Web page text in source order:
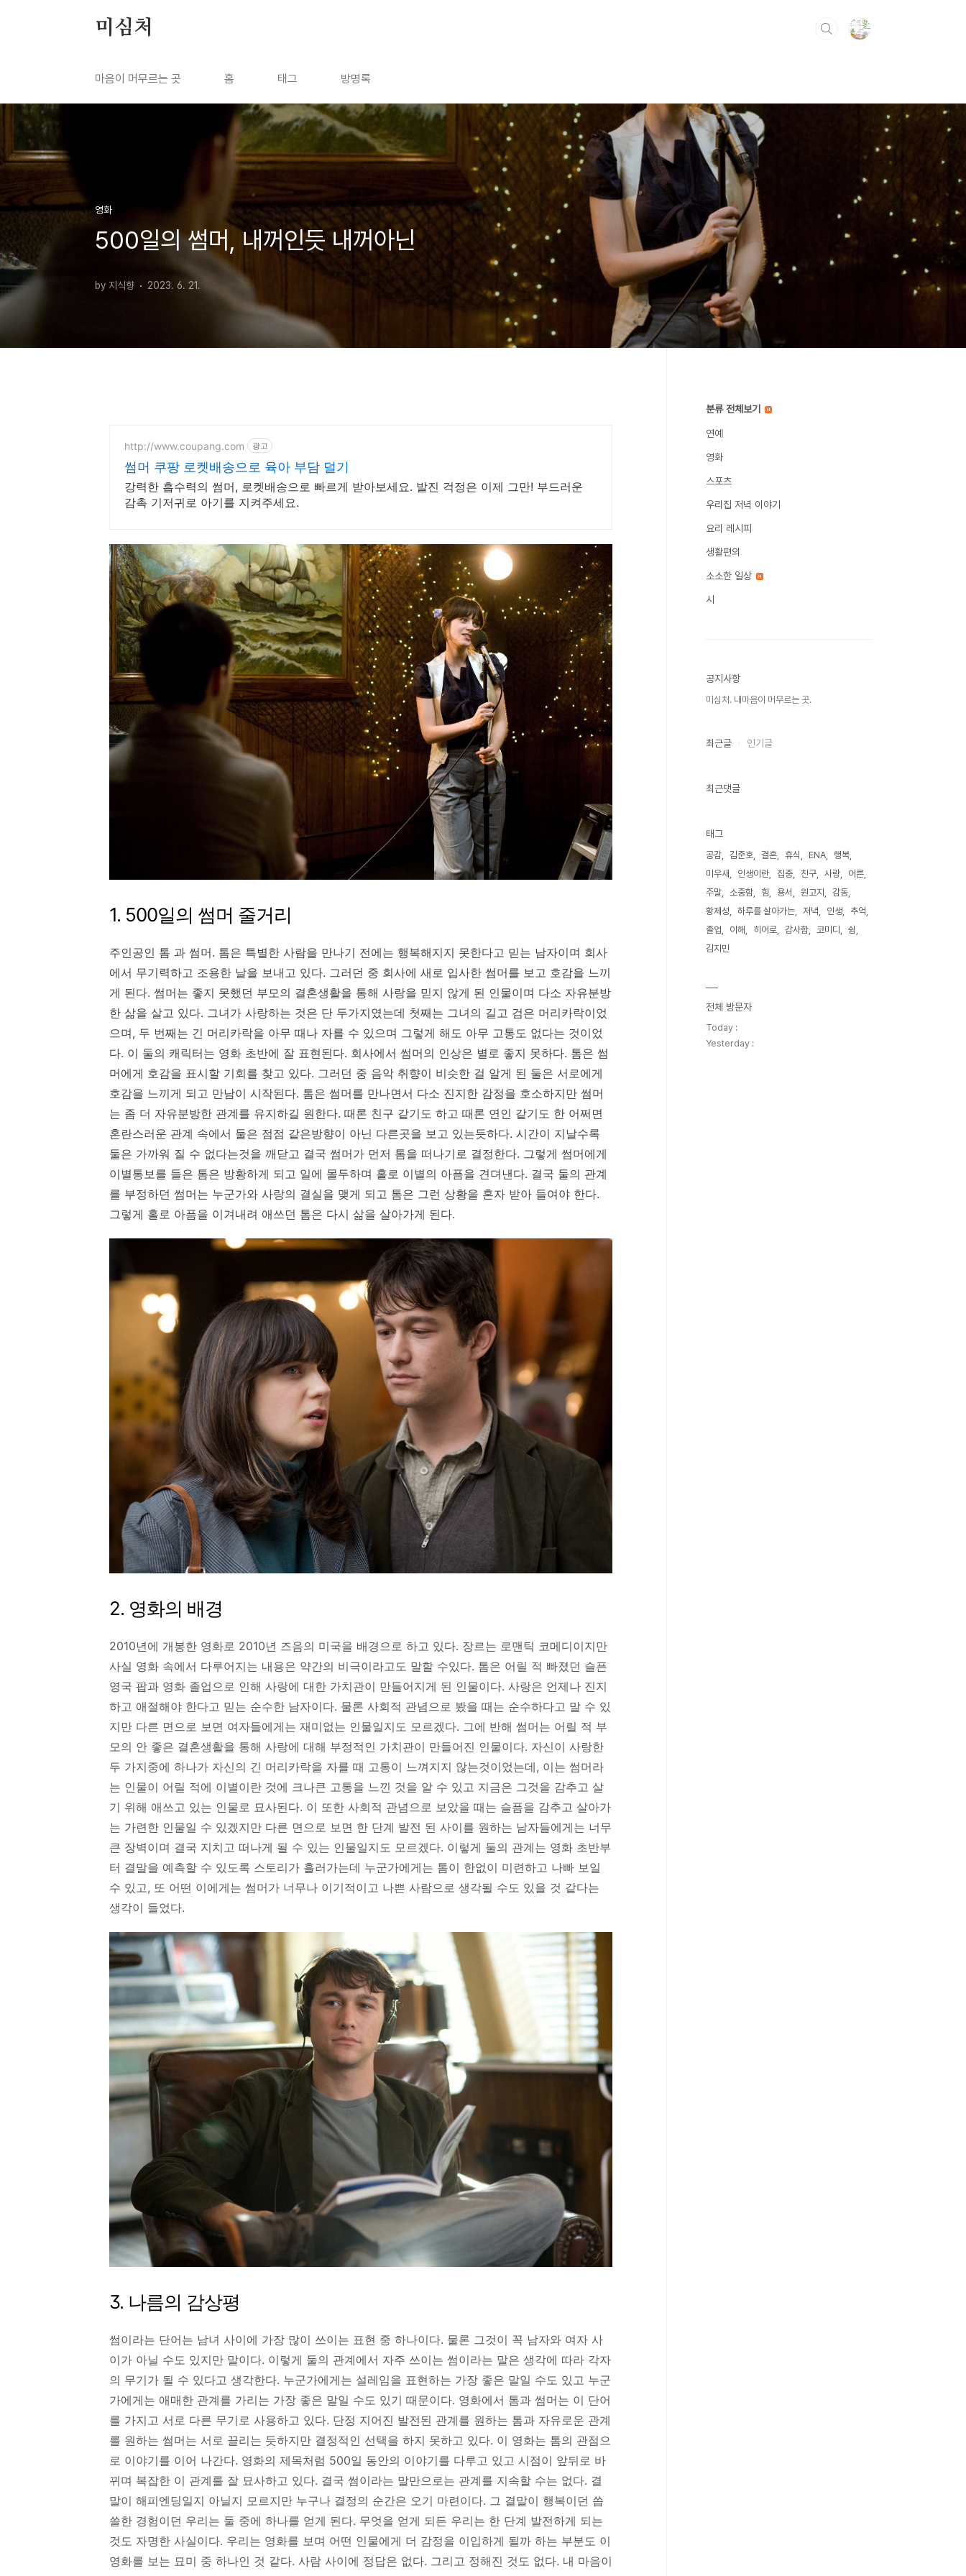
미심처
마음이 머무르는 곳 홈 태그 방명록
영화
500일의 썸머, 내꺼인듯 내꺼아닌
by 지식향 2023. 6. 21.
http://www.coupang.com 광고
썸머 쿠팡 로켓배송으로 육아 부담 덜기
강력한 흡수력의 썸머, 로켓배송으로 빠르게 받아보세요. 발진 걱정은 이제 그만! 부드러운
감촉 기저귀로 아기를 지켜주세요.
1. 500일의 썸머 줄거리
주인공인 톰 과 썸머. 톰은 특별한 사람을 만나기 전에는 행복해지지 못한다고 믿는 남자이며 회사
에서 무기력하고 조용한 날을 보내고 있다. 그러던 중 회사에 새로 입사한 썸머를 보고 호감을 느끼
게 된다. 썸머는 좋지 못했던 부모의 결혼생활을 통해 사랑을 믿지 않게 된 인물이며 다소 자유분방
한 삶을 살고 있다. 그녀가 사랑하는 것은 단 두가지였는데 첫째는 그녀의 길고 검은 머리카락이었
으며, 두 번째는 긴 머리카락을 아무 때나 자를 수 있으며 그렇게 해도 아무 고통도 없다는 것이었
다. 이 둘의 캐릭터는 영화 초반에 잘 표현된다. 회사에서 썸머의 인상은 별로 좋지 못하다. 톰은 썸
머에게 호감을 표시할 기회를 찾고 있다. 그러던 중 음악 취향이 비슷한 걸 알게 된 둘은 서로에게
호감을 느끼게 되고 만남이 시작된다. 톰은 썸머를 만나면서 다소 진지한 감정을 호소하지만 썸머
는 좀 더 자유분방한 관계를 유지하길 원한다. 때론 친구 같기도 하고 때론 연인 같기도 한 어쩌면
혼란스러운 관계 속에서 둘은 점점 같은방향이 아닌 다른곳을 보고 있는듯하다. 시간이 지날수록
둘은 가까워 질 수 없다는것을 깨닫고 결국 썸머가 먼저 톰을 떠나기로 결정한다. 그렇게 썸머에게
이별통보를 들은 톰은 방황하게 되고 일에 몰두하며 홀로 이별의 아픔을 견뎌낸다. 결국 둘의 관계
를 부정하던 썸머는 누군가와 사랑의 결실을 맺게 되고 톰은 그런 상황을 혼자 받아 들여야 한다.
그렇게 홀로 아픔을 이겨내려 애쓰던 톰은 다시 삶을 살아가게 된다.
2. 영화의 배경
2010년에 개봉한 영화로 2010년 즈음의 미국을 배경으로 하고 있다. 장르는 로맨틱 코메디이지만
사실 영화 속에서 다루어지는 내용은 약간의 비극이라고도 말할 수있다. 톰은 어릴 적 빠졌던 슬픈
영국 팝과 영화 졸업으로 인해 사랑에 대한 가치관이 만들어지게 된 인물이다. 사랑은 언제나 진지
하고 애절해야 한다고 믿는 순수한 남자이다. 물론 사회적 관념으로 봤을 때는 순수하다고 말 수 있
지만 다른 면으로 보면 여자들에게는 재미없는 인물일지도 모르겠다. 그에 반해 썸머는 어릴 적 부
모의 안 좋은 결혼생활을 통해 사랑에 대해 부정적인 가치관이 만들어진 인물이다. 자신이 사랑한
두 가지중에 하나가 자신의 긴 머리카락을 자를 때 고통이 느껴지지 않는것이었는데, 이는 썸머라
는 인물이 어릴 적에 이별이란 것에 크나큰 고통을 느낀 것을 알 수 있고 지금은 그것을 감추고 살
기 위해 애쓰고 있는 인물로 묘사된다. 이 또한 사회적 관념으로 보았을 때는 슬픔을 감추고 살아가
는 가련한 인물일 수 있겠지만 다른 면으로 보면 한 단계 발전 된 사이를 원하는 남자들에게는 너무
큰 장벽이며 결국 지치고 떠나게 될 수 있는 인물일지도 모르겠다. 이렇게 둘의 관계는 영화 초반부
터 결말을 예측할 수 있도록 스토리가 흘러가는데 누군가에게는 톰이 한없이 미련하고 나빠 보일
수 있고, 또 어떤 이에게는 썸머가 너무나 이기적이고 나쁜 사람으로 생각될 수도 있을 것 같다는
생각이 들었다.
3. 나름의 감상평
썸이라는 단어는 남녀 사이에 가장 많이 쓰이는 표현 중 하나이다. 물론 그것이 꼭 남자와 여자 사
이가 아닐 수도 있지만 말이다. 이렇게 둘의 관계에서 자주 쓰이는 썸이라는 말은 생각에 따라 각자
의 무기가 될 수 있다고 생각한다. 누군가에게는 설레임을 표현하는 가장 좋은 말일 수도 있고 누군
가에게는 애매한 관계를 가리는 가장 좋은 말일 수도 있기 때문이다. 영화에서 톰과 썸머는 이 단어
를 가지고 서로 다른 무기로 사용하고 있다. 단정 지어진 발전된 관계를 원하는 톰과 자유로운 관계
를 원하는 썸머는 서로 끌리는 듯하지만 결정적인 선택을 하지 못하고 있다. 이 영화는 톰의 관점으
로 이야기를 이어 나간다. 영화의 제목처럼 500일 동안의 이야기를 다루고 있고 시점이 앞뒤로 바
뀌며 복잡한 이 관계를 잘 묘사하고 있다. 결국 썸이라는 말만으로는 관계를 지속할 수는 없다. 결
말이 해피엔딩일지 아닐지 모르지만 누구나 결정의 순간은 오기 마련이다. 그 결말이 행복이던 씁
쓸한 경험이던 우리는 둘 중에 하나를 얻게 된다. 무엇을 얻게 되든 우리는 한 단계 발전하게 되는
것도 자명한 사실이다. 우리는 영화를 보며 어떤 인물에게 더 감정을 이입하게 될까 하는 부분도 이
영화를 보는 묘미 중 하나인 것 같다. 사람 사이에 정답은 없다. 그리고 정해진 것도 없다. 내 마음이
분류 전체보기
연예
영화
스포츠
우리집 저녁 이야기
요리 레시피
생활편의
소소한 일상
시
공지사항
미심처. 내마음이 머무르는 곳.
최근글 인기글
최근댓글
태그
공감 김준호 결혼 휴식 ENA
행복
미우새
인생이란 집중 친구 사랑
어른
주말
소중함 힘 용서 원고지
감동
황제성
하루를 살아가는 저녁 인생
추억
졸업
이해 히어로 감사함 코미디
쉼
김지민
전체 방문자
Today :
Yesterday :